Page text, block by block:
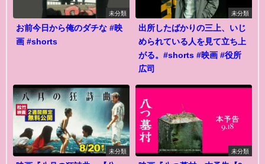
未分類
お前今日から俺のダチな #映
画 #shorts
未分類
出所したばかりの三上、いじ
められている人を見て立ち上
がる。#shorts #映画 #役所
広司
未分類 未分類